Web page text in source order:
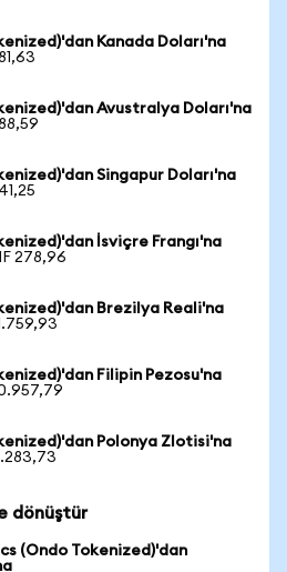
Kanada Doları'na
Avustralya Doları'na
Singapur Doları'na
İsviçre Frangı'na
278,96
Brezilya Reali'na
Filipin Pezosu'na
Polonya Zlotisi'na
dönüştür
(Ondo Tokenized)'dan